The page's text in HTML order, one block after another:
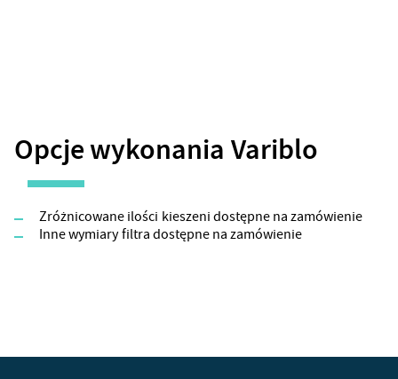
Opcje wykonania Variblo
Zróżnicowane ilości kieszeni dostępne na zamówienie
Inne wymiary filtra dostępne na zamówienie